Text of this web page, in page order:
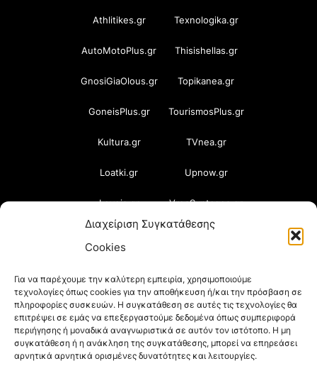
Διαχείριση Συγκατάθεσης
Cookies
Για να παρέχουμε την καλύτερη εμπειρία, χρησιμοποιούμε
τεχνολογίες όπως cookies για την αποθήκευση ή/και την πρόσβαση σε
πληροφορίες συσκευών. Η συγκατάθεση σε αυτές τις τεχνολογίες θα
επιτρέψει σε εμάς να επεξεργαστούμε δεδομένα όπως συμπεριφορά
περιήγησης ή μοναδικά αναγνωριστικά σε αυτόν τον ιστότοπο. Η μη
συγκατάθεση ή η ανάκληση της συγκατάθεσης, μπορεί να επηρεάσει
αρνητικά αρνητικά ορισμένες δυνατότητες και λειτουργίες.
Athlitikes.gr Texnologika.gr
AutoMotoPlus.gr Thisishellas.gr
GnosiGiaOlous.gr Topikanea.gr
GoneisPlus.gr TourismosPlus.gr
Kultura.gr TVnea.gr
Loatki.gr Upnow.gr
Loveis.gr VresSyntages.gr
ModernaGynaika.gr Xristianika.gr
Oikotropia.gr ZoumeSpiti.gr
Perepet.gr